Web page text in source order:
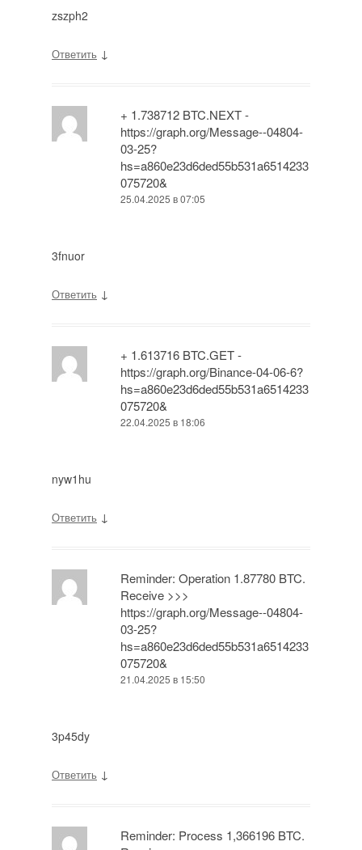
zszph2
Ответить ↓
+ 1.738712 BTC.NEXT -
https://graph.org/Message--04804-
03-25?
hs=a860e23d6ded55b531a6514233
075720&
25.04.2025 в 07:05
3fnuor
Ответить ↓
+ 1.613716 BTC.GET -
https://graph.org/Binance-04-06-6?
hs=a860e23d6ded55b531a6514233
075720&
22.04.2025 в 18:06
nyw1hu
Ответить ↓
Reminder: Operation 1.87780 BTC.
Receive >>>
https://graph.org/Message--04804-
03-25?
hs=a860e23d6ded55b531a6514233
075720&
21.04.2025 в 15:50
3p45dy
Ответить ↓
Reminder: Process 1,366196 BTC.